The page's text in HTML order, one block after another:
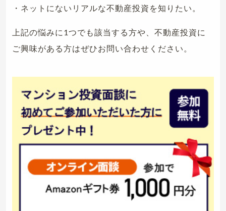
・ネットにないリアルな不動産投資を知りたい。
上記の悩みに1つでも該当する方や、不動産投資に
ご興味がある方はぜひお問い合わせください。